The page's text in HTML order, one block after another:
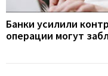
Банки усилили
операции могут